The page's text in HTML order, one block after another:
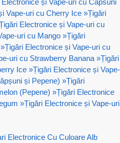
Vape-uri cu Cherry Ice »Țigări
Electronice și Vape-uri cu
uri cu Mango »Țigări
»Țigări Electronice și Vape-uri cu
uri cu Strawberry Banana »Țigări
Ice »Țigări Electronice și Vape-
și Pepene) »Țigări
(Pepene) »Țigări Electronice
»Țigări Electronice și Vape-uri
Electronice Cu Culoare Alb